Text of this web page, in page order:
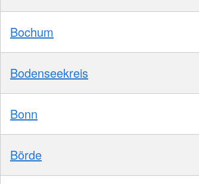
Bochum
Bodenseekreis
Bonn
Börde